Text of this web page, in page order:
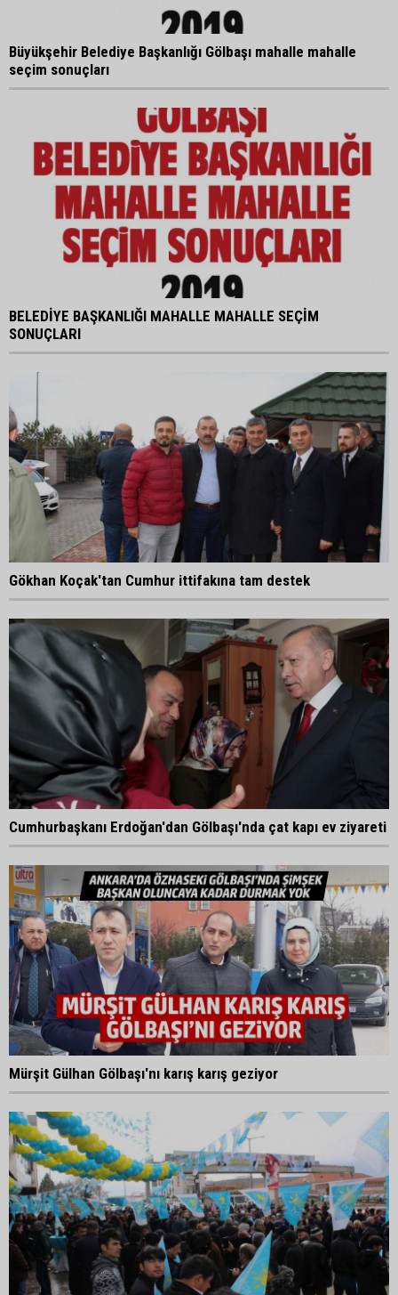
Büyükşehir Belediye Başkanlığı Gölbaşı mahalle mahalle
seçim sonuçları
BELEDİYE BAŞKANLIĞI MAHALLE MAHALLE SEÇİM
SONUÇLARI
Gökhan Koçak'tan Cumhur ittifakına tam destek
Cumhurbaşkanı Erdoğan'dan Gölbaşı'nda çat kapı ev ziyareti
Mürşit Gülhan Gölbaşı'nı karış karış geziyor